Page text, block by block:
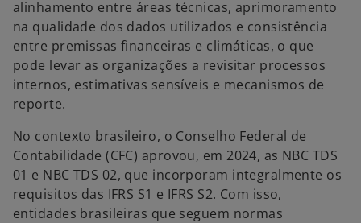
alinhamento entre áreas técnicas, aprimoramento
na qualidade dos dados utilizados e consistência
entre premissas financeiras e climáticas, o que
pode levar as organizações a revisitar processos
internos, estimativas sensíveis e mecanismos de
reporte.
No contexto brasileiro, o Conselho Federal de
Contabilidade (CFC) aprovou, em 2024, as NBC TDS
01 e NBC TDS 02, que incorporam integralmente os
requisitos das IFRS S1 e IFRS S2. Com isso,
entidades brasileiras que seguem normas